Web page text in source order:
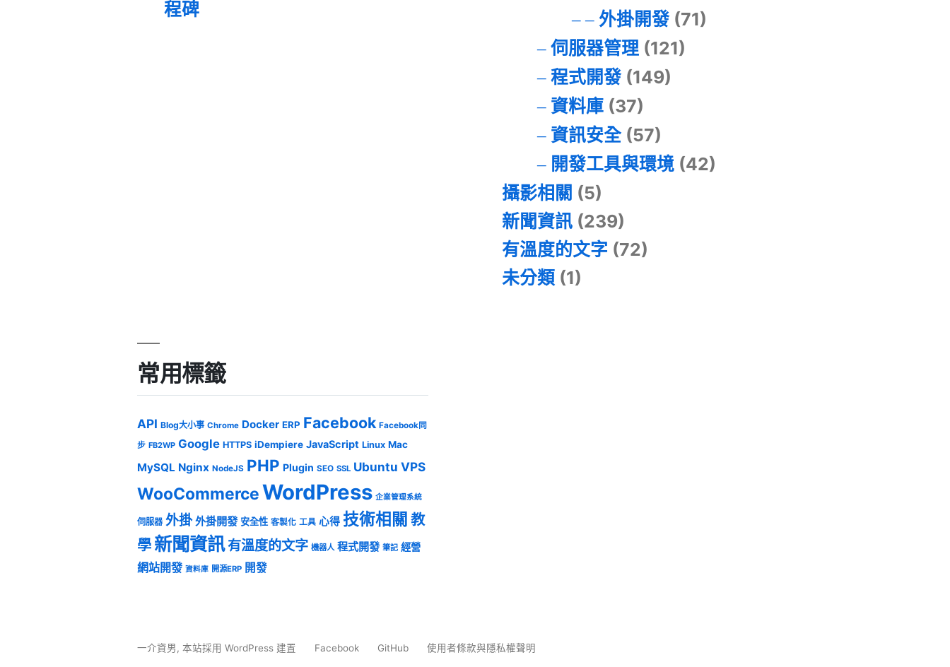
程碑
外掛開發(71)
伺服器管理(121)
程式開發(149)
資料庫(37)
資訊安全(57)
開發工具與環境(42)
攝影相關 (5)
新聞資訊 (239)
有溫度的文字 (72)
未分類 (1)
常用標籤
API Blog大小事 Chrome Docker ERP Facebook Facebook同
步 FB2WP Google HTTPS iDempiere JavaScript Linux Mac
MySQL Nginx NodeJS PHP Plugin SEO SSL Ubuntu VPS
WooCommerceWordPress 企業管理系統
伺服器 外掛 外掛開發 安全性 客製化 工具 心得 技術相關 教
學 新聞資訊有溫度的文字 機器人 程式開發 筆記 經營
網站開發 資料庫 開源ERP 開發
一介資男,本站採用 WordPress 建置 Facebook GitHub 使用者條款與隱私權聲明